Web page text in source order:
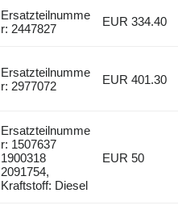
Ersatzteilnumme
r: 2447827
EUR 334.40
Ersatzteilnumme
r: 2977072
EUR 401.30
Ersatzteilnumme
r: 1507637
1900318
2091754,
Kraftstoff: Diesel
EUR 50